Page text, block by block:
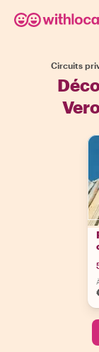
Circuits